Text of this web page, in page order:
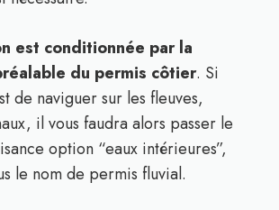
est conditionnée par la
du permis côtier. Si
de naviguer sur les fleuves,
il vous faudra alors passer le
option “eaux intérieures”,
le nom de permis fluvial.